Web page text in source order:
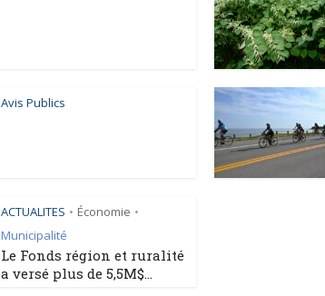
Avis Publics
ACTUALITES • Économie •
Municipalité
Le Fonds région et ruralité
a versé plus de 5,5M$...